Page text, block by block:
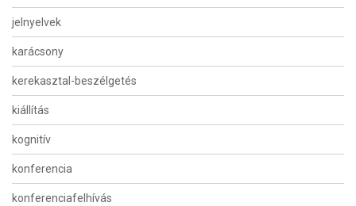
jelnyelvek
karácsony
kerekasztal-beszélgetés
kiállítás
kognitív
konferencia
konferenciafelhívás